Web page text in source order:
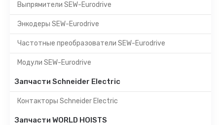
Выпрямители SEW-Eurodrive
Энкодеры SEW-Eurodrive
Частотные преобразователи SEW-Eurodrive
Модули SEW-Eurodrive
Запчасти Schneider Electric
Контакторы Schneider Electric
Запчасти WORLD HOISTS